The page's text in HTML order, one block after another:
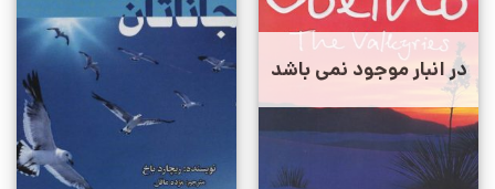
در انبار موجود نمی باشد